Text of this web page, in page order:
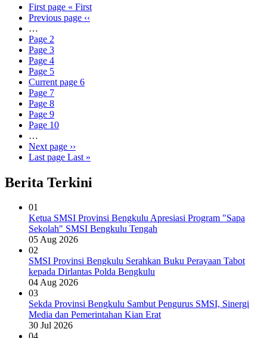
First page « First
Previous page ‹‹
…
Page 2
Page 3
Page 4
Page 5
Current page 6
Page 7
Page 8
Page 9
Page 10
…
Next page ››
Last page Last »
Berita Terkini
01
Ketua SMSI Provinsi Bengkulu Apresiasi Program "Sapa
Sekolah" SMSI Bengkulu Tengah
05 Aug 2026
02
SMSI Provinsi Bengkulu Serahkan Buku Perayaan Tabot
kepada Dirlantas Polda Bengkulu
04 Aug 2026
03
Sekda Provinsi Bengkulu Sambut Pengurus SMSI, Sinergi
Media dan Pemerintahan Kian Erat
30 Jul 2026